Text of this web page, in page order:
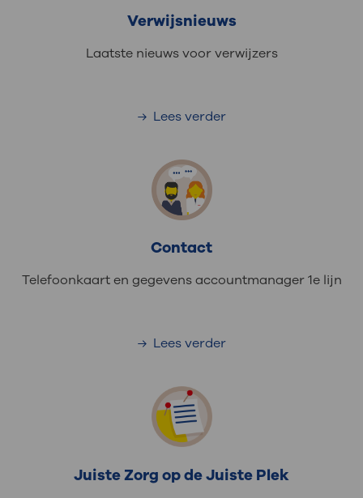
Verwijsnieuws
Laatste nieuws voor verwijzers
Lees verder
Contact
Telefoonkaart en gegevens accountmanager 1e lijn
Lees verder
Juiste Zorg op de Juiste Plek